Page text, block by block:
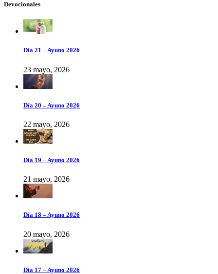
Devocionales
Día 21 – Ayuno 2026
23 mayo, 2026
Día 20 – Ayuno 2026
22 mayo, 2026
Día 19 – Ayuno 2026
21 mayo, 2026
Día 18 – Ayuno 2026
20 mayo, 2026
Día 17 – Ayuno 2026